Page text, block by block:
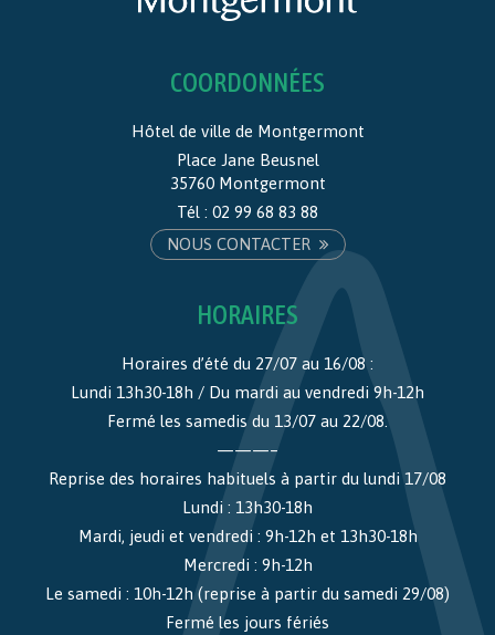
COORDONNÉES
Hôtel de ville de Montgermont
Place Jane Beusnel
35760 Montgermont
Tél : 02 99 68 83 88
NOUS CONTACTER
HORAIRES
Horaires d’été du 27/07 au 16/08 :
Lundi 13h30-18h / Du mardi au vendredi 9h-12h
Fermé les samedis du 13/07 au 22/08.
———–
Reprise des horaires habituels à partir du lundi 17/08
Lundi : 13h30-18h
Mardi, jeudi et vendredi : 9h-12h et 13h30-18h
Mercredi : 9h-12h
Le samedi : 10h-12h (reprise à partir du samedi 29/08)
Fermé les jours fériés